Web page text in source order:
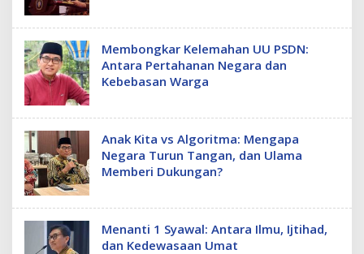
Membongkar Kelemahan UU PSDN:
Antara Pertahanan Negara dan
Kebebasan Warga
Anak Kita vs Algoritma: Mengapa
Negara Turun Tangan, dan Ulama
Memberi Dukungan?
Menanti 1 Syawal: Antara Ilmu, Ijtihad,
dan Kedewasaan Umat